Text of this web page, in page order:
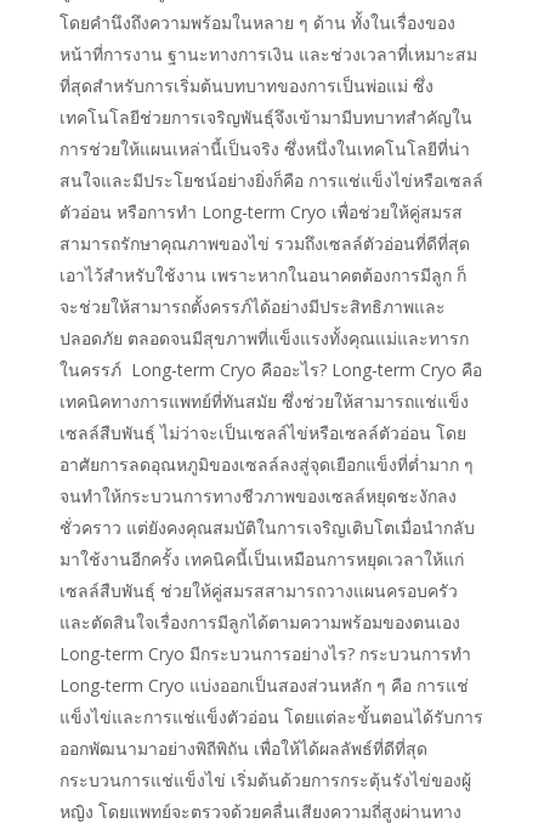
โดยคำนึงถึงความพร้อมในหลาย ๆ ด้าน ทั้งในเรื่องของ
หน้าที่การงาน ฐานะทางการเงิน และช่วงเวลาที่เหมาะสม
ที่สุดสำหรับการเริ่มต้นบทบาทของการเป็นพ่อแม่ ซึ่ง
เทคโนโลยีช่วยการเจริญพันธุ์จึงเข้ามามีบทบาทสำคัญใน
การช่วยให้แผนเหล่านี้เป็นจริง ซึ่งหนึ่งในเทคโนโลยีที่น่า
สนใจและมีประโยชน์อย่างยิ่งก็คือ การแช่แข็งไข่หรือเซลล์
ตัวอ่อน หรือการทำ Long-term Cryo เพื่อช่วยให้คู่สมรส
สามารถรักษาคุณภาพของไข่ รวมถึงเซลล์ตัวอ่อนที่ดีที่สุด
เอาไว้สำหรับใช้งาน เพราะหากในอนาคตต้องการมีลูก ก็
จะช่วยให้สามารถตั้งครรภ์ได้อย่างมีประสิทธิภาพและ
ปลอดภัย ตลอดจนมีสุขภาพที่แข็งแรงทั้งคุณแม่และทารก
ในครรภ์ Long-term Cryo คืออะไร? Long-term Cryo คือ
เทคนิคทางการแพทย์ที่ทันสมัย ซึ่งช่วยให้สามารถแช่แข็ง
เซลล์สืบพันธุ์ ไม่ว่าจะเป็นเซลล์ไข่หรือเซลล์ตัวอ่อน โดย
อาศัยการลดอุณหภูมิของเซลล์ลงสู่จุดเยือกแข็งที่ต่ำมาก ๆ
จนทำให้กระบวนการทางชีวภาพของเซลล์หยุดชะงักลง
ชั่วคราว แต่ยังคงคุณสมบัติในการเจริญเติบโตเมื่อนำกลับ
มาใช้งานอีกครั้ง เทคนิคนี้เป็นเหมือนการหยุดเวลาให้แก่
เซลล์สืบพันธุ์ ช่วยให้คู่สมรสสามารถวางแผนครอบครัว
และตัดสินใจเรื่องการมีลูกได้ตามความพร้อมของตนเอง
Long-term Cryo มีกระบวนการอย่างไร? กระบวนการทำ
Long-term Cryo แบ่งออกเป็นสองส่วนหลัก ๆ คือ การแช่
แข็งไข่และการแช่แข็งตัวอ่อน โดยแต่ละขั้นตอนได้รับการ
ออกพัฒนามาอย่างพิถีพิถัน เพื่อให้ได้ผลลัพธ์ที่ดีที่สุด
กระบวนการแช่แข็งไข่ เริ่มต้นด้วยการกระตุ้นรังไข่ของผู้
หญิง โดยแพทย์จะตรวจด้วยคลื่นเสียงความถี่สูงผ่านทาง